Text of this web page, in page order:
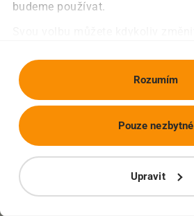
budeme používat.
Rozumím
Upravit
Pouze nezbytné